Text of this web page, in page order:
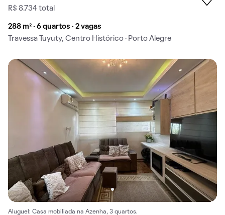
R$ 8.734 total
288 m² · 6 quartos · 2 vagas
Travessa Tuyuty, Centro Histórico · Porto Alegre
Aluguel: Casa mobiliada na Azenha, 3 quartos.